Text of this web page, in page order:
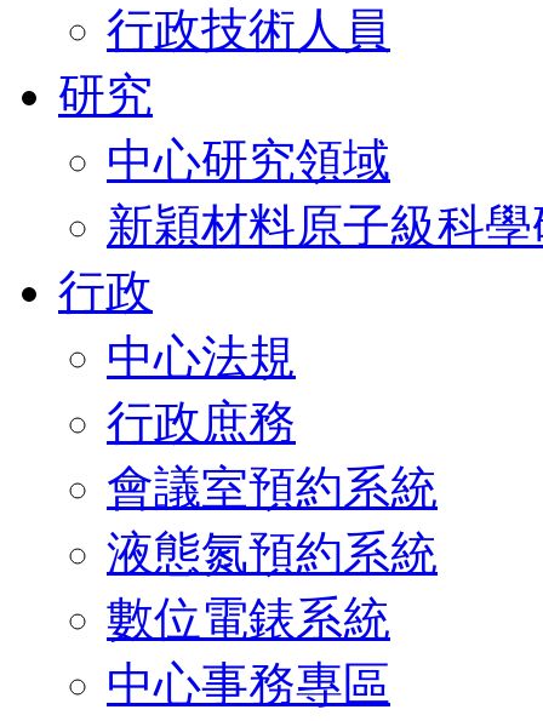
行政技術人員
研究
中心研究領域
新穎材料原子級科
行政
中心法規
行政庶務
會議室預約系統
液態氮預約系統
數位電錶系統
中心事務專區